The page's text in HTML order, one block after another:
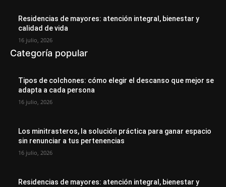
Residencias de mayores: atención integral, bienestar y
calidad de vida
16 julio, 2026
Categoría popular
Tipos de colchones: cómo elegir el descanso que mejor se
adapta a cada persona
16 julio, 2026
Los minitrasteros, la solución práctica para ganar espacio
sin renunciar a tus pertenencias
16 julio, 2026
Residencias de mayores: atención integral, bienestar y